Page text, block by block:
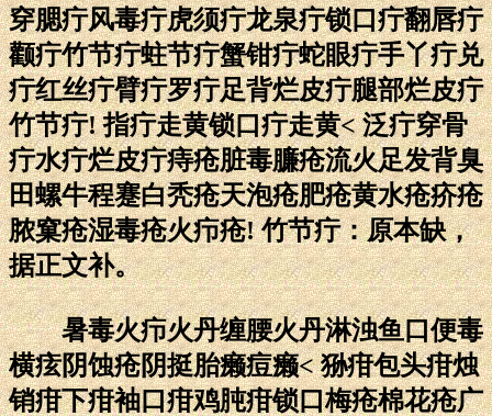
穿腮疔风毒疔虎须疔龙泉疔锁口疔翻唇疔
颧疔竹节疔蛀节疔蟹钳疔蛇眼疔手丫疔兑
疔红丝疔臂疔罗疔足背烂皮疔腿部烂皮疔
竹节疔! 指疔走黄锁口疔走黄< 泛疔穿骨
疔水疔烂皮疔痔疮脏毒臁疮流火足发背臭
田螺牛程蹇白秃疮天泡疮肥疮黄水疮疥疮
脓窠疮湿毒疮火疖疮! 竹节疔：原本缺，
据正文补。
暑毒火疖火丹缠腰火丹淋浊鱼口便毒
横痃阴蚀疮阴挺胎癞痘癞< 狲疳包头疳烛
销疳下疳袖口疳鸡肫疳锁口梅疮棉花疮广